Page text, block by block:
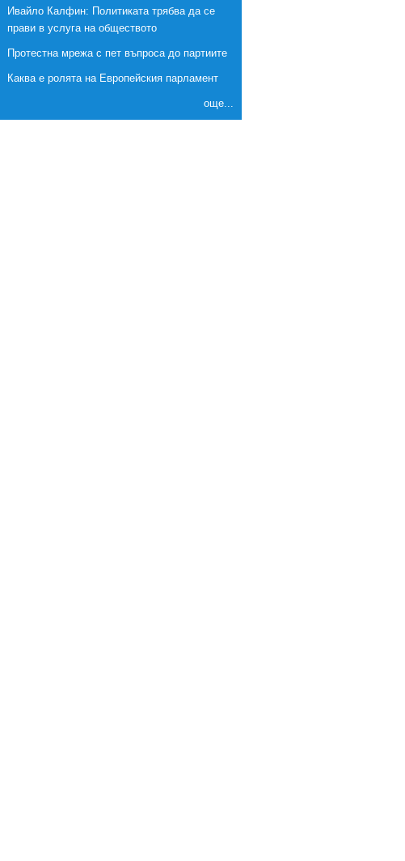
Ивайло Калфин: Политиката трябва да се
прави в услуга на обществото
Протестна мрежа с пет въпроса до партиите
Каква е ролята на Европейския парламент
още...